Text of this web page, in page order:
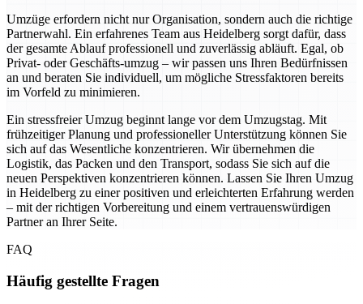
Umzüge erfordern nicht nur Organisation, sondern auch die richtige
Partnerwahl. Ein erfahrenes Team aus Heidelberg sorgt dafür, dass
der gesamte Ablauf professionell und zuverlässig abläuft. Egal, ob
Privat- oder Geschäfts-umzug – wir passen uns Ihren Bedürfnissen
an und beraten Sie individuell, um mögliche Stressfaktoren bereits
im Vorfeld zu minimieren.
Ein stressfreier Umzug beginnt lange vor dem Umzugstag. Mit
frühzeitiger Planung und professioneller Unterstützung können Sie
sich auf das Wesentliche konzentrieren. Wir übernehmen die
Logistik, das Packen und den Transport, sodass Sie sich auf die
neuen Perspektiven konzentrieren können. Lassen Sie Ihren Umzug
in Heidelberg zu einer positiven und erleichterten Erfahrung werden
– mit der richtigen Vorbereitung und einem vertrauenswürdigen
Partner an Ihrer Seite.
FAQ
Häufig gestellte Fragen